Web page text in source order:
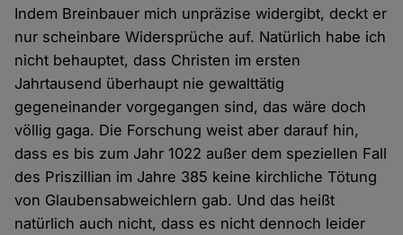
Indem Breinbauer mich unpräzise widergibt, deckt er
nur scheinbare Widersprüche auf. Natürlich habe ich
nicht behauptet, dass Christen im ersten
Jahrtausend überhaupt nie gewalttätig
gegeneinander vorgegangen sind, das wäre doch
völlig gaga. Die Forschung weist aber darauf hin,
dass es bis zum Jahr 1022 außer dem speziellen Fall
des Priszillian im Jahre 385 keine kirchliche Tötung
von Glaubensabweichlern gab. Und das heißt
natürlich auch nicht, dass es nicht dennoch leider